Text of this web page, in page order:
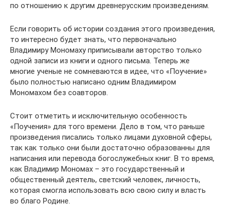
по отношению к другим древнерусским произведениям.
Если говорить об истории создания этого произведения,
то интересно будет знать, что первоначально
Владимиру Мономаху приписывали авторство только
одной записи из книги и одного письма. Теперь же
многие ученые не сомневаются в идее, что «Поучение»
было полностью написано одним Владимиром
Мономахом без соавторов.
Стоит отметить и исключительную особенность
«Поучения» для того времени. Дело в том, что раньше
произведения писались только лицами духовной сферы,
так как только они были достаточно образованны для
написания или перевода богослужебных книг. В то время,
как Владимир Мономах – это государственный и
общественный деятель, светский человек, личность,
которая смогла использовать всю свою силу и власть
во благо Родине.